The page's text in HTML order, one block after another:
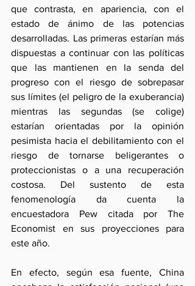
que contrasta, en apariencia, con el
estado de ánimo de las potencias
desarrolladas. Las primeras estarían más
dispuestas a continuar con las políticas
que las mantienen en la senda del
progreso con el riesgo de sobrepasar
sus límites (el peligro de la exuberancia)
mientras las segundas (se colige)
estarían orientadas por la opinión
pesimista hacia el debilitamiento con el
riesgo de tornarse beligerantes o
proteccionistas o a una recuperación
costosa. Del sustento de esta
fenomenología da cuenta la
encuestadora Pew citada por The
Economist en sus proyecciones para
este año.
En efecto, según esa fuente, China